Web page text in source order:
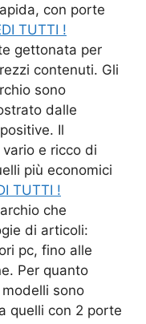
con porte
TUTTI !
gettonata per
contenuti. Gli
sono
dalle
Il
vario e ricco di
più economici
TUTTI !
che
di articoli:
pc, fino alle
Per quanto
sono
quelli con 2 porte